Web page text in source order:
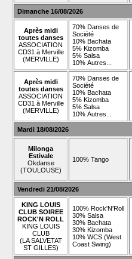
Dimanche 16/08/2026
Après midi
toutes danses
ASSOCIATION
CD31 à Merville
(MERVILLE)
70% Danses de
Société
10% Bachata
5% Kizomba
5% Salsa
10% Autres...
Après midi
toutes danses
ASSOCIATION
CD31 à Merville
(MERVILLE)
70% Danses de
Société
10% Bachata
5% Kizomba
5% Salsa
10% Autres...
Mardi 18/08/2026
Milonga
Estivale
Okdanse
(TOULOUSE)
100% Tango
Vendredi 21/08/2026
KING LOUIS
CLUB SOIREE
ROCK'N ROLL
KING LOUIS
CLUB
(LA SALVETAT
ST GILLES)
100% Rock'N'Roll
30% Salsa
30% Bachata
30% Kizomba
10% WCS (West
Coast Swing)